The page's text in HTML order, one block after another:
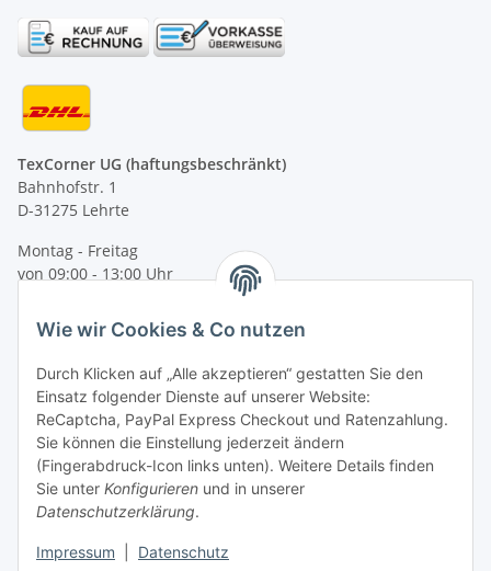
TexCorner UG (haftungsbeschränkt)
Bahnhofstr. 1
D-31275 Lehrte
Montag - Freitag
von 09:00 - 13:00 Uhr
Tel: +49 (0) 5132 8230689
E-Mail:mail@texcorner.de
Wie wir Cookies & Co nutzen
Durch Klicken auf „Alle akzeptieren“ gestatten Sie den
Einsatz folgender Dienste auf unserer Website:
ReCaptcha, PayPal Express Checkout und Ratenzahlung.
Sie können die Einstellung jederzeit ändern
(Fingerabdruck-Icon links unten). Weitere Details finden
Sie unter Konfigurieren und in unserer
Datenschutzerklärung.
Impressum Datenschutz